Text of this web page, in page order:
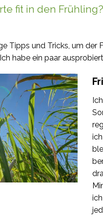
fit in den Frühling?
Tipps und Tricks, um der
habe ein paar